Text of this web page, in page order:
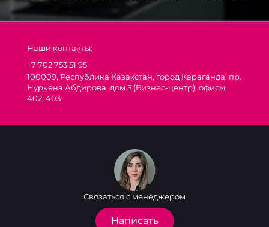
Наши контакты:
+7 702 753 51 95
100009, Республика Казахстан, город Караганда, пр.
Нуркена Абдирова, дом 5 (Бизнес-центр), офисы
402, 403
Связаться с менеджером
Написать